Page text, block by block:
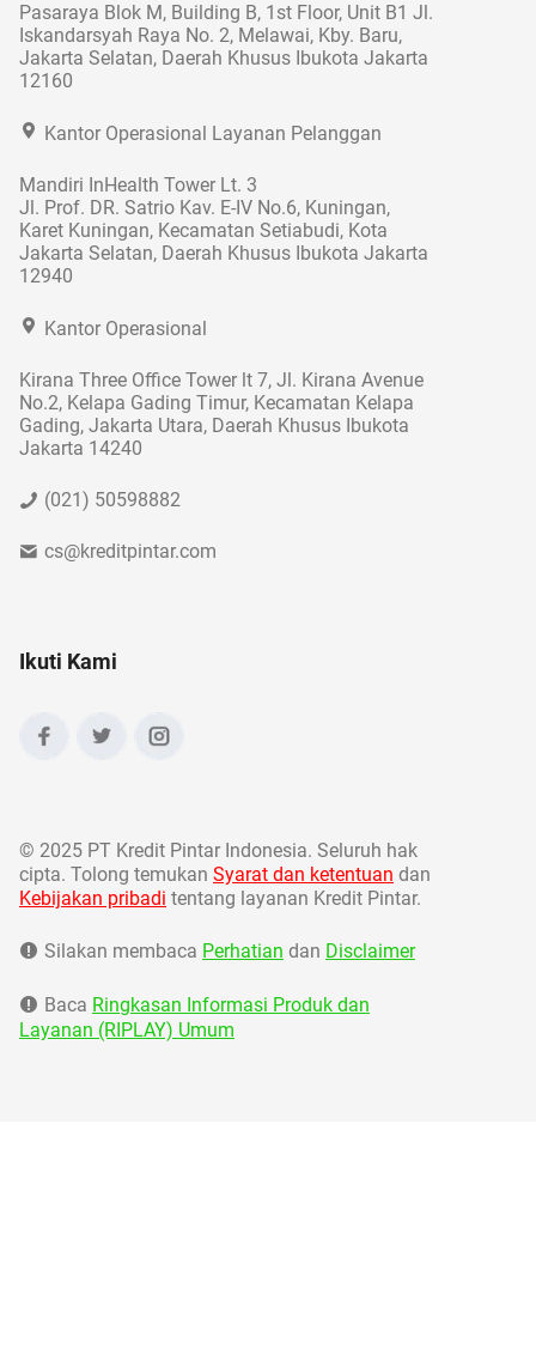
Pasaraya Blok M, Building B, 1st Floor, Unit B1 Jl.
Iskandarsyah Raya No. 2, Melawai, Kby. Baru,
Jakarta Selatan, Daerah Khusus Ibukota Jakarta
12160
Kantor Operasional Layanan Pelanggan
Mandiri InHealth Tower Lt. 3
Jl. Prof. DR. Satrio Kav. E-IV No.6, Kuningan,
Karet Kuningan, Kecamatan Setiabudi, Kota
Jakarta Selatan, Daerah Khusus Ibukota Jakarta
12940
Kantor Operasional
Kirana Three Office Tower lt 7, Jl. Kirana Avenue
No.2, Kelapa Gading Timur, Kecamatan Kelapa
Gading, Jakarta Utara, Daerah Khusus Ibukota
Jakarta 14240
(021) 50598882
cs@kreditpintar.com
Ikuti Kami
© 2025 PT Kredit Pintar Indonesia. Seluruh hak
cipta. Tolong temukan Syarat dan ketentuan dan
Kebijakan pribadi tentang layanan Kredit Pintar.
Silakan membaca Perhatian dan Disclaimer
Baca Ringkasan Informasi Produk dan
Layanan (RIPLAY) Umum